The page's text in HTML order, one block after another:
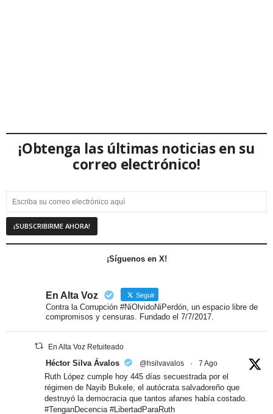
¡Obtenga las últimas noticias en su
correo electrónico!
¡Síguenos en X!
En Alta Voz Seguir
Contra la Corrupción #NiOlvidoNiPerdón, un espacio libre de
compromisos y censuras. Fundado el 7/7/2017.
En Alta Voz Retuiteado
Héctor Silva Ávalos @hsilvavalos · 7 Ago
Ruth López cumple hoy 445 días secuestrada por el
régimen de Nayib Bukele, el autócrata salvadoreño que
destruyó la democracia que tantos afanes había costado.
#TenganDecencia #LibertadParaRuth